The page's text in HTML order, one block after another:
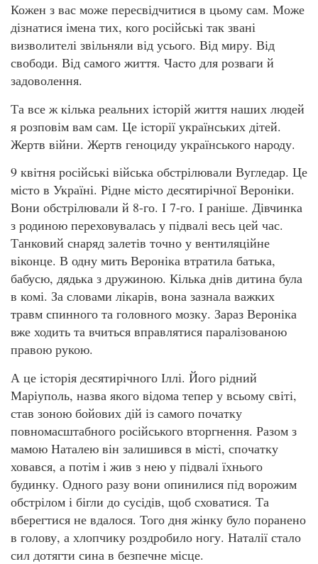
Кожен з вас може пересвідчитися в цьому сам. Може
дізнатися імена тих, кого російські так звані
визволителі звільняли від усього. Від миру. Від
свободи. Від самого життя. Часто для розваги й
задоволення.
Та все ж кілька реальних історій життя наших людей
я розповім вам сам. Це історії українських дітей.
Жертв війни. Жертв геноциду українського народу.
9 квітня російські війська обстрілювали Вугледар. Це
місто в Україні. Рідне місто десятирічної Вероніки.
Вони обстрілювали й 8-го. І 7-го. І раніше. Дівчинка
з родиною переховувалась у підвалі весь цей час.
Танковий снаряд залетів точно у вентиляційне
віконце. В одну мить Вероніка втратила батька,
бабусю, дядька з дружиною. Кілька днів дитина була
в комі. За словами лікарів, вона зазнала важких
травм спинного та головного мозку. Зараз Вероніка
вже ходить та вчиться вправлятися паралізованою
правою рукою.
А це історія десятирічного Іллі. Його рідний
Маріуполь, назва якого відома тепер у всьому світі,
став зоною бойових дій із самого початку
повномасштабного російського вторгнення. Разом з
мамою Наталею він залишився в місті, спочатку
ховався, а потім і жив з нею у підвалі їхнього
будинку. Одного разу вони опинилися під ворожим
обстрілом і бігли до сусідів, щоб сховатися. Та
вберегтися не вдалося. Того дня жінку було поранено
в голову, а хлопчику роздробило ногу. Наталії стало
сил дотягти сина в безпечне місце.